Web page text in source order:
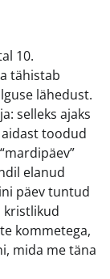
10.
tähistab
lähedust.
selleks ajaks
toodud
elanud
päev tuntud
kristlikud
kommetega,
mida me täna